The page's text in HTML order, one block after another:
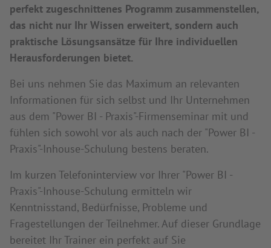
perfekt zugeschnittenes Programm zusammenstellen,
das nicht nur Ihr Wissen erweitert, sondern auch
praktische Lösungsansätze für Ihre individuellen
Herausforderungen bietet.
Bei uns nehmen Sie das Maximum an relevanten
Informationen für sich selbst und Ihr Unternehmen
aus dem "Power BI - Praxis"-Firmenseminar mit und
fühlen sich sowohl vor als auch nach der "Power BI -
Praxis"-Inhouse-Schulung bestens beraten.
Im kurzen Telefoninterview vor Ihrer "Power BI -
Praxis"-Inhouse-Schulung ermitteln wir
Kenntnisstand, Bedürfnisse, Probleme und
Fragestellungen der Teilnehmer. Auf dieser Grundlage
bereitet Ihr Trainer ein perfekt auf Sie